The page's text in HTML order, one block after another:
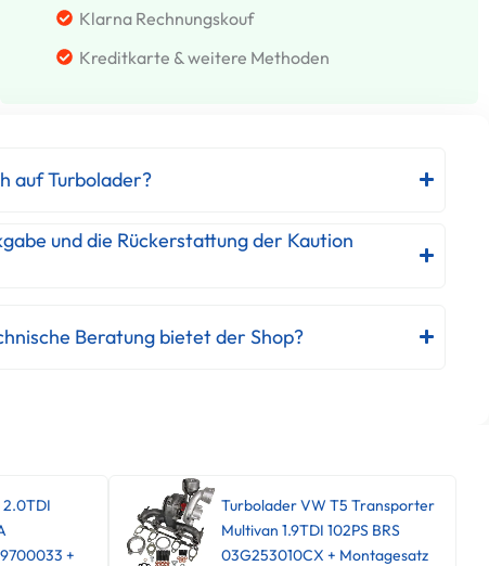
Klarna Rechnungskouf
Kreditkarte & weitere Methoden
auf Turbolader?
und die Rückerstattung der Kaution
Beratung bietet der Shop?
+
Turbolader VW T5 Transporter
Multivan 1.9TDI 102PS BRS
03G253010CX + Montagesatz